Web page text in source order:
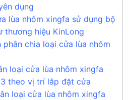
dụng
lùa nhôm xingfa sử dụng bộ
thương hiệu KinLong
phân chia loại cửa lùa nhôm
loại cửa lùa nhôm xingfa
theo vị trí lắp đặt cửa
loại cửa lùa nhôm xingfa